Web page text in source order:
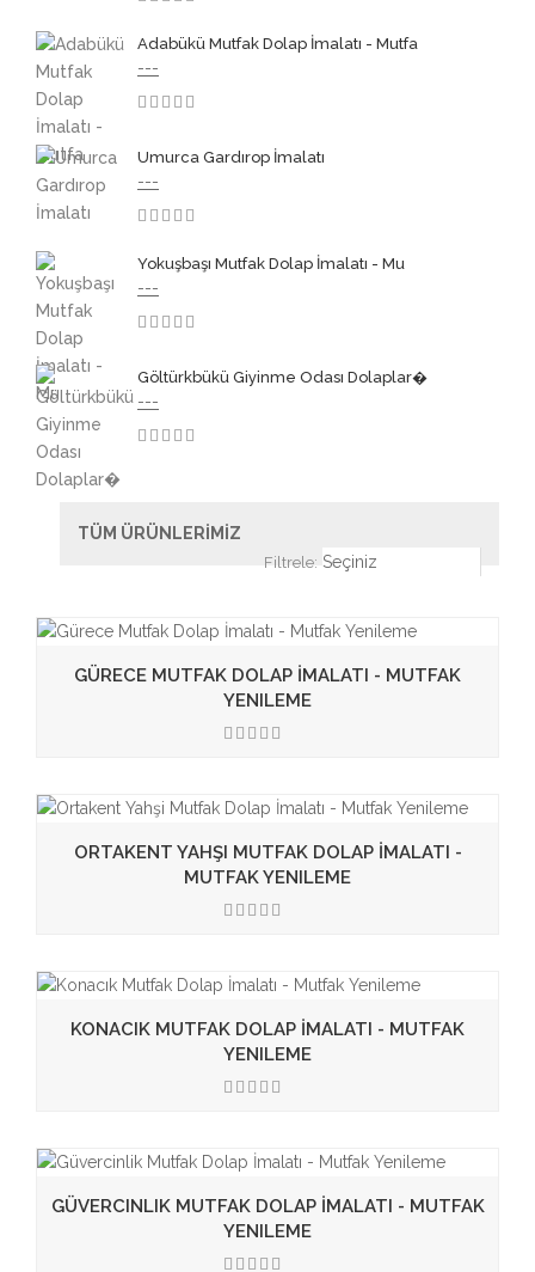
Adabükü Mutfak Dolap İmalatı - Mutfa
---
Umurca Gardırop İmalatı
---
Yokuşbaşı Mutfak Dolap İmalatı - Mu
---
Göltürkbükü Giyinme Odası Dolaplar�
---
TÜM ÜRÜNLERİMİZ
Filtrele:
GÜRECE MUTFAK DOLAP İMALATI - MUTFAK
YENILEME
ORTAKENT YAHŞI MUTFAK DOLAP İMALATI -
MUTFAK YENILEME
KONACIK MUTFAK DOLAP İMALATI - MUTFAK
YENILEME
GÜVERCINLIK MUTFAK DOLAP İMALATI - MUTFAK
YENILEME